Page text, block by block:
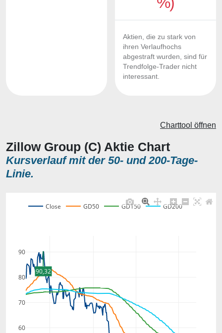
Aktien, die zu stark von
ihren Verlaufhochs
abgestraft wurden, sind für
Trendfolge-Trader nicht
interessant.
Zillow Group (C) Aktie Chart
Kursverlauf mit der 50- und 200-Tage-
Linie.
Charttool öffnen
60
70
80
90
Close GD50 GD150 GD200
90,32